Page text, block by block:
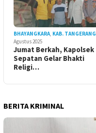
BHAYANGKARA, KAB. TANGERANG
Agustus 2025
Jumat Berkah, Kapolsek
Sepatan Gelar Bhakti
Religi…
BERITA KRIMINAL